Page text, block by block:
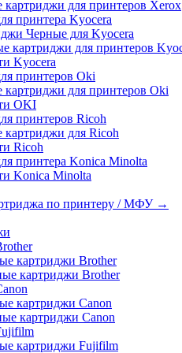
картриджи для принтеров Xerox
принтера Kyocera
Черные для Kyocera
картриджи для принтеров
Kyocera
принтеров Oki
картриджи для принтеров Oki
OKI
принтеров Ricoh
картриджи для Ricoh
Ricoh
принтера Konica Minolta
Koniсa Minolta
по принтеру / МФУ →
картриджи Brother
картриджи Brother
картриджи Canon
картриджи Canon
картриджи Fujifilm